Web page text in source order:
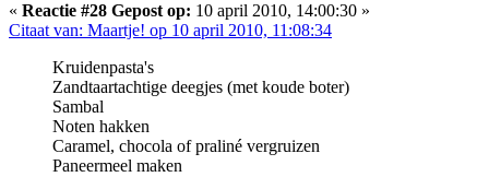
« Reactie #28 Gepost op: 10 april 2010, 14:00:30 »
Citaat van: Maartje! op 10 april 2010, 11:08:34
Kruidenpasta's
Zandtaartachtige deegjes (met koude boter)
Sambal
Noten hakken
Caramel, chocola of praliné vergruizen
Paneermeel maken